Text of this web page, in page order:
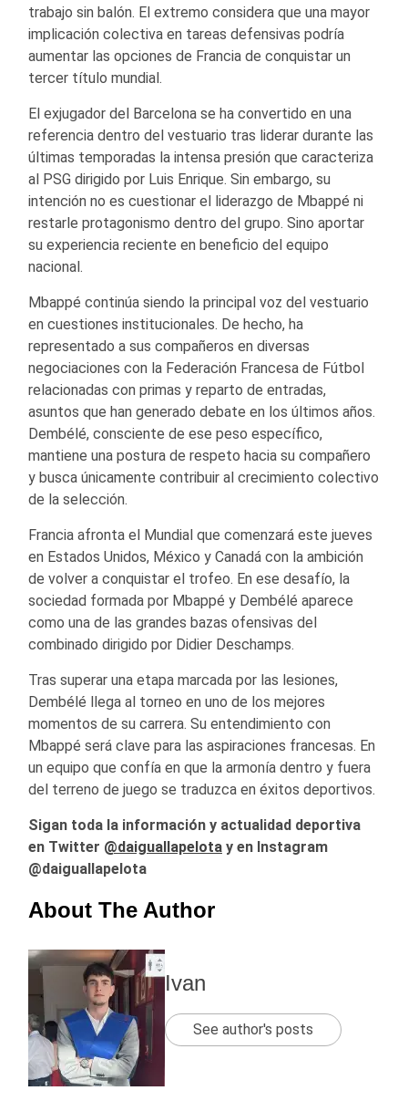
trabajo sin balón. El extremo considera que una mayor
implicación colectiva en tareas defensivas podría
aumentar las opciones de Francia de conquistar un
tercer título mundial.
El exjugador del Barcelona se ha convertido en una
referencia dentro del vestuario tras liderar durante las
últimas temporadas la intensa presión que caracteriza
al PSG dirigido por Luis Enrique. Sin embargo, su
intención no es cuestionar el liderazgo de Mbappé ni
restarle protagonismo dentro del grupo. Sino aportar
su experiencia reciente en beneficio del equipo
nacional.
Mbappé continúa siendo la principal voz del vestuario
en cuestiones institucionales. De hecho, ha
representado a sus compañeros en diversas
negociaciones con la Federación Francesa de Fútbol
relacionadas con primas y reparto de entradas,
asuntos que han generado debate en los últimos años.
Dembélé, consciente de ese peso específico,
mantiene una postura de respeto hacia su compañero
y busca únicamente contribuir al crecimiento colectivo
de la selección.
Francia afronta el Mundial que comenzará este jueves
en Estados Unidos, México y Canadá con la ambición
de volver a conquistar el trofeo. En ese desafío, la
sociedad formada por Mbappé y Dembélé aparece
como una de las grandes bazas ofensivas del
combinado dirigido por Didier Deschamps.
Tras superar una etapa marcada por las lesiones,
Dembélé llega al torneo en uno de los mejores
momentos de su carrera. Su entendimiento con
Mbappé será clave para las aspiraciones francesas. En
un equipo que confía en que la armonía dentro y fuera
del terreno de juego se traduzca en éxitos deportivos.
Sigan toda la información y actualidad deportiva
en Twitter @daiguallapelota y en Instagram
@daiguallapelota
About The Author
Ivan
See author's posts